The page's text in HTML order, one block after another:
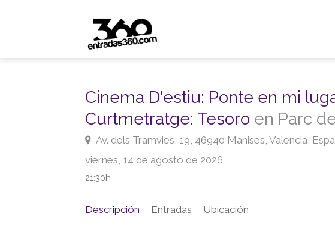
Cinema D'estiu: Ponte en mi
Curtmetratge: Tesoro en Parc
Av. dels Tramvies, 19, 46940 Manises, Valencia,
viernes, 14 de agosto de 2026
21:30h
Descripción Entradas Ubicación